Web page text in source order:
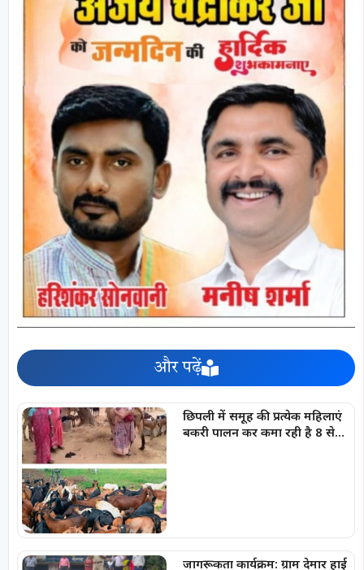
और पढ़ें
छिपली में समूह की प्रत्येक महिलाएं
बकरी पालन कर कमा रही है 8 से
जागरूकता कार्यक्रम: ग्राम देमार हाई